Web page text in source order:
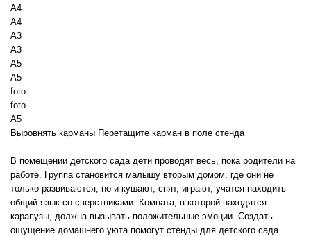
А4
А4
А3
А3
А5
А5
foto
foto
A5
Выровнять карманы Перетащите карман в поле стенда
В помещении детского сада дети проводят весь, пока родители на
работе. Группа становится малышу вторым домом, где они не
только развиваются, но и кушают, спят, играют, учатся находить
общий язык со сверстниками. Комната, в которой находятся
карапузы, должна вызывать положительные эмоции. Создать
ощущение домашнего уюта помогут стенды для детского сада.